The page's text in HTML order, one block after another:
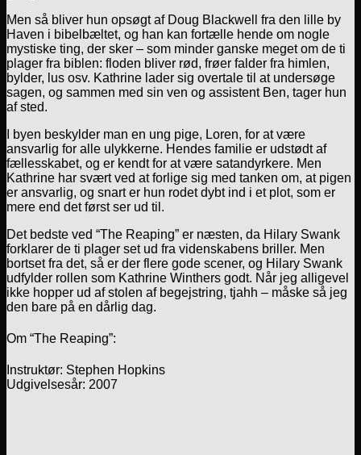
Men så bliver hun opsøgt af Doug Blackwell fra den lille by
Haven i bibelbæltet, og han kan fortælle hende om nogle
mystiske ting, der sker – som minder ganske meget om de ti
plager fra biblen: floden bliver rød, frøer falder fra himlen,
bylder, lus osv. Kathrine lader sig overtale til at undersøge
sagen, og sammen med sin ven og assistent Ben, tager hun
af sted.
I byen beskylder man en ung pige, Loren, for at være
ansvarlig for alle ulykkerne. Hendes familie er udstødt af
fællesskabet, og er kendt for at være satandyrkere. Men
Kathrine har svært ved at forlige sig med tanken om, at pigen
er ansvarlig, og snart er hun rodet dybt ind i et plot, som er
mere end det først ser ud til.
Det bedste ved “The Reaping” er næsten, da Hilary Swank
forklarer de ti plager set ud fra videnskabens briller. Men
bortset fra det, så er der flere gode scener, og Hilary Swank
udfylder rollen som Kathrine Winthers godt. Når jeg alligevel
ikke hopper ud af stolen af begejstring, tjahh – måske så jeg
den bare på en dårlig dag.
Om “The Reaping”:
Instruktør: Stephen Hopkins
Udgivelsesår: 2007